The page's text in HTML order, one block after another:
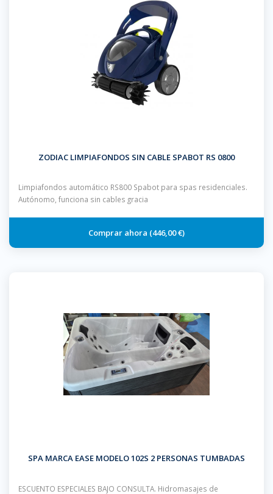
ZODIAC LIMPIAFONDOS SIN CABLE SPABOT RS 0800
Limpiafondos automático RS800 Spabot para spas residenciales.
Autónomo, funciona sin cables gracia
446,00 €
SPA MARCA EASE MODELO 102S 2 PERSONAS TUMBADAS
ESCUENTO ESPECIALES BAJO CONSULTA. Hidromasajes de